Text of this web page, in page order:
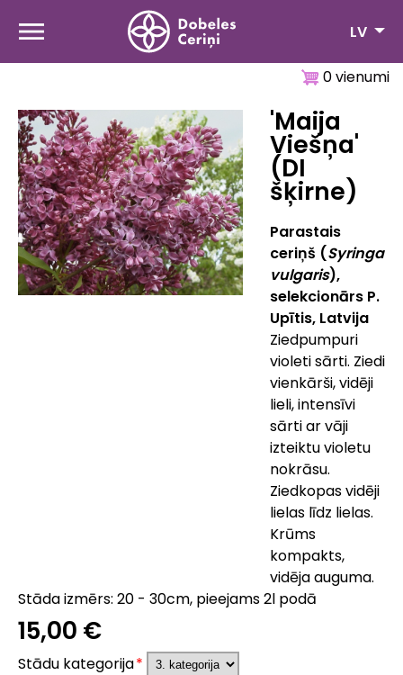
galveno LV
0 vienumi
'Maija
Viešņa'
(DI
šķirne)
Parastais
ceriņš (Syringa
vulgaris),
selekcionārs P.
Upītis, Latvija
Ziedpumpuri
violeti sārti. Ziedi
vienkārši, vidēji
lieli, intensīvi
sārti ar vāji
izteiktu violetu
nokrāsu.
Ziedkopas vidēji
lielas līdz lielas.
Krūms
kompakts,
vidēja auguma.
Stāda izmērs: 20 - 30cm, pieejams 2l podā
15,00 €
Stādu kategorija